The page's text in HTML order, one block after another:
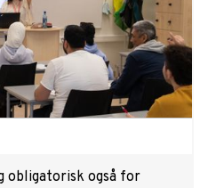
obligatorisk også for